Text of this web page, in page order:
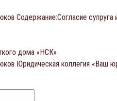
Содержание:Согласие супруга
дома «НСК»
Юридическая коллегия «Ваш